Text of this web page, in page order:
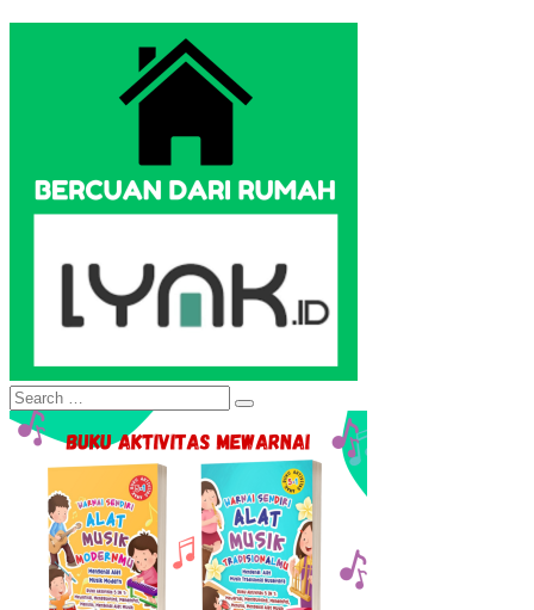
Search
for:
Search